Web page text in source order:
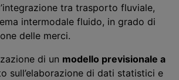
tra trasporto fluviale,
intermodale fluido, in grado di
delle merci.
di un modello previsionale a
sull’elaborazione di dati statistici e